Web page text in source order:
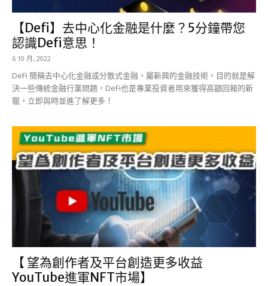
【Defi】去中心化金融是什麼？5分鐘帶您
認識Defi意思！
6 10 月, 2022
DeFi 簡稱去中心化金融或分散式金融，屬新興的金融技術，目的就是解
決一些傳統金融行業問題，DeFi也是專業投資者用來獲得高額回報的新
寵，立即與時並進了解更多！
【 望為創作者及平台創造更多收益
YouTube進軍NFT市場】